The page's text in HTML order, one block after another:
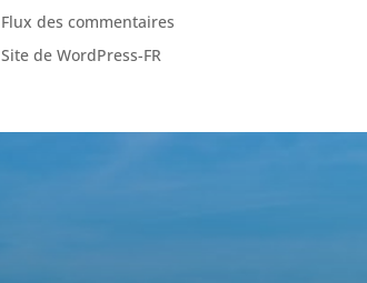
Flux des commentaires
Site de WordPress-FR